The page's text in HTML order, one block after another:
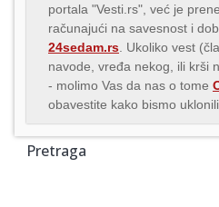
portala "Vesti.rs", već je
računajući na savesnost i
24sedam.rs . Ukoliko vest
navode, vređa nekog, ili krši
- molimo Vas da nas o tome
obavestite kako bismo
Pretraga